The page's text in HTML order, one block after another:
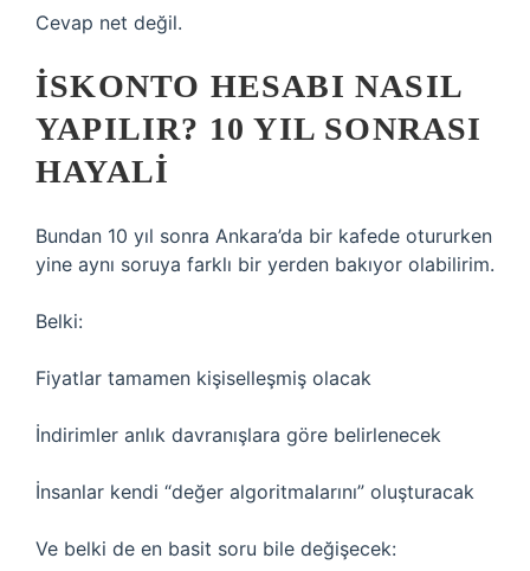
Cevap net değil.
İSKONTO HESABI NASIL
YAPILIR? 10 YIL SONRASI
HAYALI
Bundan 10 yıl sonra Ankara’da bir kafede otururken
yine aynı soruya farklı bir yerden bakıyor olabilirim.
Belki:
Fiyatlar tamamen kişiselleşmiş olacak
İndirimler anlık davranışlara göre belirlenecek
İnsanlar kendi “değer algoritmalarını” oluşturacak
Ve belki de en basit soru bile değişecek: